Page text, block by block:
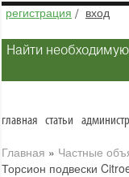
регистрация / вход
Найти
главная статьи
Главная » Частные
Торсион подвески